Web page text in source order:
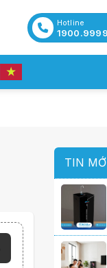
Hotline
TIN